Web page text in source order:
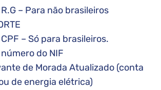
– Para não brasileiros
– Só para brasileiros.
do NIF
de Morada Atualizado (conta
de energia elétrica)